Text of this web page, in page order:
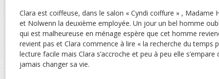
Clara est coiffeuse, dans le salon « Cyndi coiffure » , Madame
et Nolwenn la deuxième employée. Un jour un bel homme
qui est malheureuse en ménage espère que cet homme
revient pas et Clara commence à lire « la recherche du temps
lecture facile mais Clara s’accroche et peu à peu elle
jamais changer sa vie.